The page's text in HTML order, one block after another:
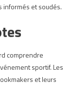
informés et soudés.
comprendre
sportif. Les
et leurs